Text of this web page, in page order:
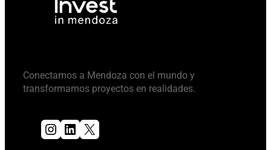
Conectamos a Mendoza con el mundo y
transformamos proyectos en realidades.
Instagram LinkedIn X